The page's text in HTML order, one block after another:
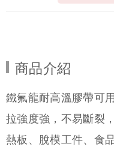
商品介紹
鐵氟龍耐高溫膠帶可
拉強度強，不易斷裂
熱板、脫模工件、食